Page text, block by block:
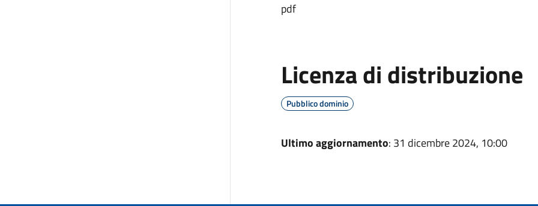
pdf
Licenza di distribuzione
Pubblico dominio
Ultimo aggiornamento: 31 dicembre 2024, 10:00